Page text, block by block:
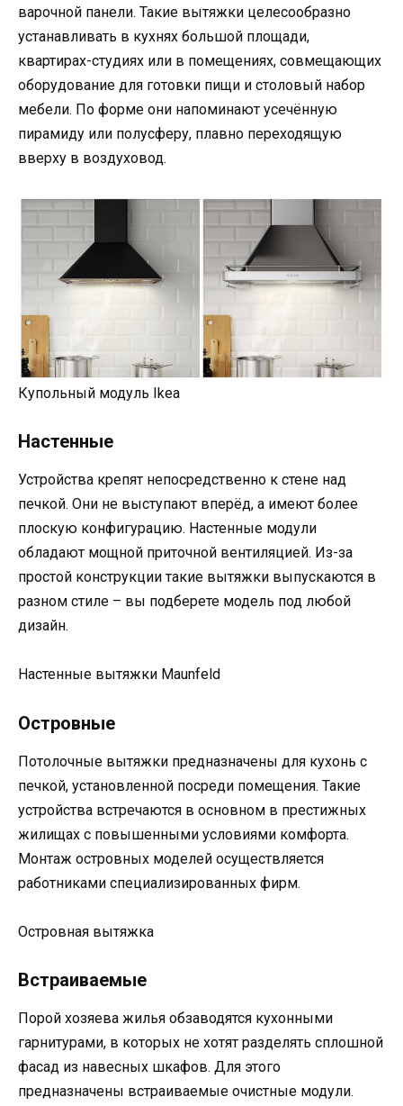
варочной панели. Такие вытяжки целесообразно
устанавливать в кухнях большой площади,
квартирах-студиях или в помещениях, совмещающих
оборудование для готовки пищи и столовый набор
мебели. По форме они напоминают усечённую
пирамиду или полусферу, плавно переходящую
вверху в воздуховод.
Купольный модуль Ikea
Настенные
Устройства крепят непосредственно к стене над
печкой. Они не выступают вперёд, а имеют более
плоскую конфигурацию. Настенные модули
обладают мощной приточной вентиляцией. Из-за
простой конструкции такие вытяжки выпускаются в
разном стиле – вы подберете модель под любой
дизайн.
Настенные вытяжки Maunfeld
Островные
Потолочные вытяжки предназначены для кухонь с
печкой, установленной посреди помещения. Такие
устройства встречаются в основном в престижных
жилищах с повышенными условиями комфорта.
Монтаж островных моделей осуществляется
работниками специализированных фирм.
Островная вытяжка
Встраиваемые
Порой хозяева жилья обзаводятся кухонными
гарнитурами, в которых не хотят разделять сплошной
фасад из навесных шкафов. Для этого
предназначены встраиваемые очистные модули.